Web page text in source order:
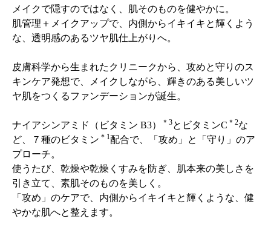
メイクで隠すのではなく、肌そのものを健やかに。
肌管理＋メイクアップで、内側からイキイキと輝くよう
な、透明感のあるツヤ肌仕上がりへ。
皮膚科学から生まれたクリニークから、攻めと守りのス
キンケア発想で、メイクしながら、輝きのある美しいツ
ヤ肌をつくるファンデーションが誕生。
ナイアシンアミド（ビタミン B3） ＊3とビタミンC ＊2な
ど、７種のビタミン ＊1配合で、「攻め」と「守り」のア
プローチ。
使うたび、乾燥や乾燥くすみを防ぎ、肌本来の美しさを
引き立て、素肌そのものを美しく。
「攻め」のケアで、内側からイキイキと輝くような、健
やかな肌へと整えます。